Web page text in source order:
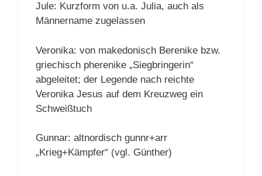
Jule: Kurzform von u.a. Julia, auch als
Männername zugelassen
Veronika: von makedonisch Berenike bzw.
griechisch pherenike „Siegbringerin“
abgeleitet; der Legende nach reichte
Veronika Jesus auf dem Kreuzweg ein
Schweißtuch
Gunnar: altnordisch gunnr+arr
„Krieg+Kämpfer“ (vgl. Günther)